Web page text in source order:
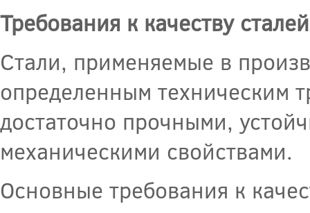
Требования к качеству
Стали, применяемые в
определенным техническим
достаточно прочными,
механическими свойствами.
Основные требования к